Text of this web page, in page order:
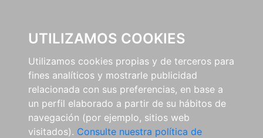
UTILIZAMOS COOKIES
Utilizamos cookies propias y de terceros para
fines analíticos y mostrarle publicidad
relacionada con sus preferencias, en base a
un perfil elaborado a partir de su hábitos de
navegación (por ejemplo, sitios web
visitados). Consulte nuestra política de